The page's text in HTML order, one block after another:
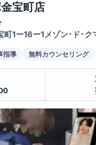
宝町店
町1ー16ー1メゾン･ド･
指導 無料カウンセリング